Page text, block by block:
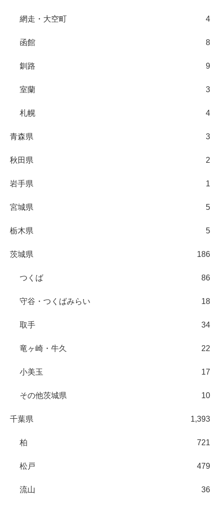
網走・大空町 4
函館 8
釧路 9
室蘭 3
札幌 4
青森県 3
秋田県 2
岩手県 1
宮城県 5
栃木県 5
茨城県 186
つくば 86
守谷・つくばみらい 18
取手 34
竜ヶ崎・牛久 22
小美玉 17
その他茨城県 10
千葉県 1,393
柏 721
松戸 479
流山 36